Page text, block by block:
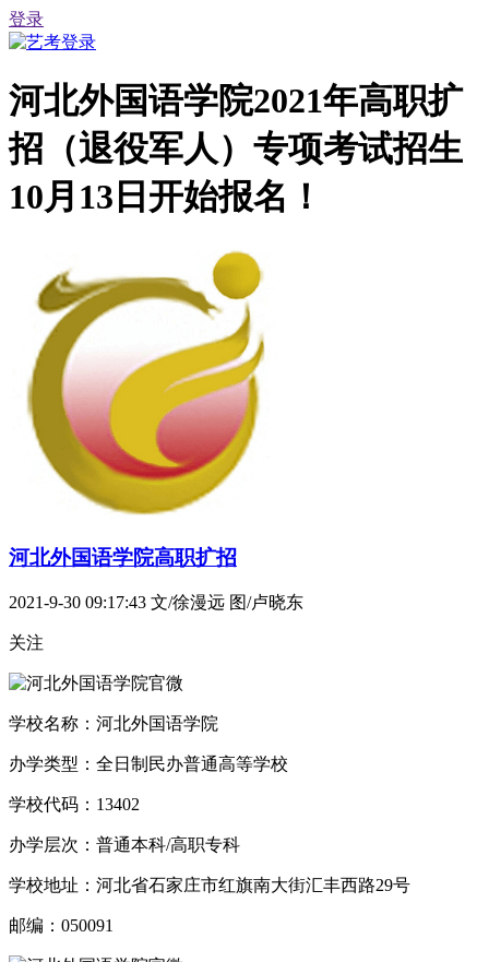
登录
河北外国语学院2021年高职扩
招（退役军人）专项考试招生
10月13日开始报名！
河北外国语学院高职扩招
2021-9-30 09:17:43 文/徐漫远 图/卢晓东
关注
学校名称：河北外国语学院
办学类型：全日制民办普通高等学校
学校代码：13402
办学层次：普通本科/高职专科
学校地址：河北省石家庄市红旗南大街汇丰西路29号
邮编：050091